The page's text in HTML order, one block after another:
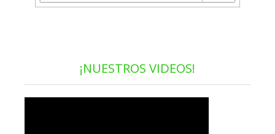
¡NUESTROS VIDEOS!